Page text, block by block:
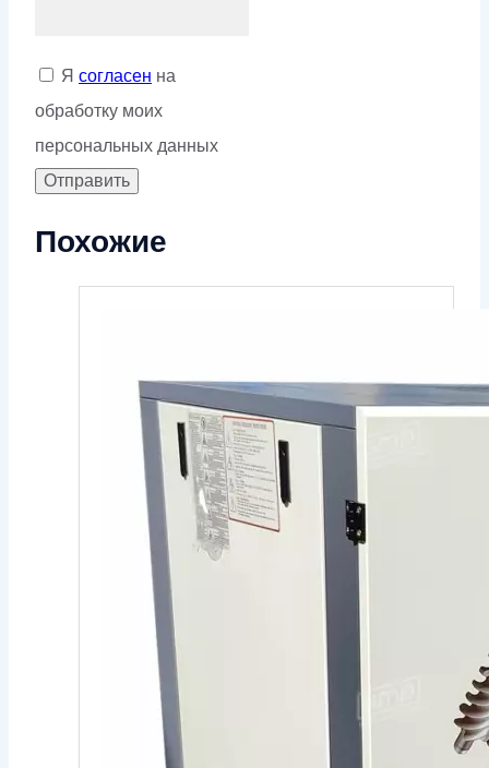
Я согласен на
обработку моих
персональных данных
Похожие